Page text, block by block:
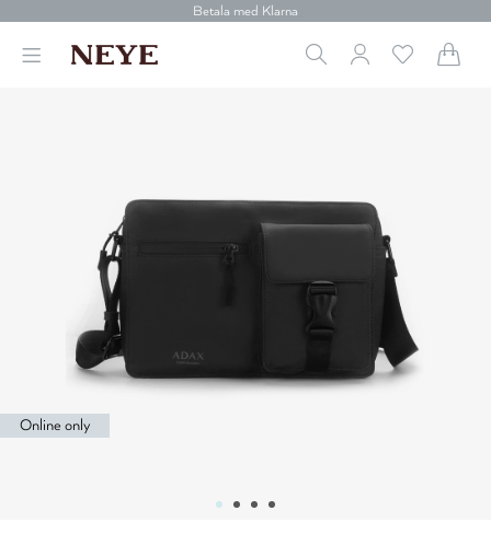
Betala med Klarna
Leverans 1-4 arbetsdagar
Online only